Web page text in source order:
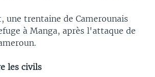
une trentaine de Camerounais
à Manga, après l'attaque de
les civils